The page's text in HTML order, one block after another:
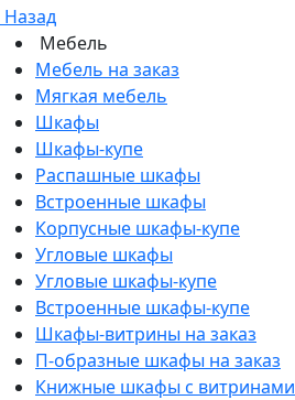
Назад
Мебель
Мебель на заказ
Мягкая мебель
Шкафы
Шкафы-купе
Распашные шкафы
Встроенные шкафы
Корпусные шкафы-купе
Угловые шкафы
Угловые шкафы-купе
Встроенные шкафы-купе
Шкафы-витрины на заказ
П-образные шкафы на заказ
Книжные шкафы с витринами